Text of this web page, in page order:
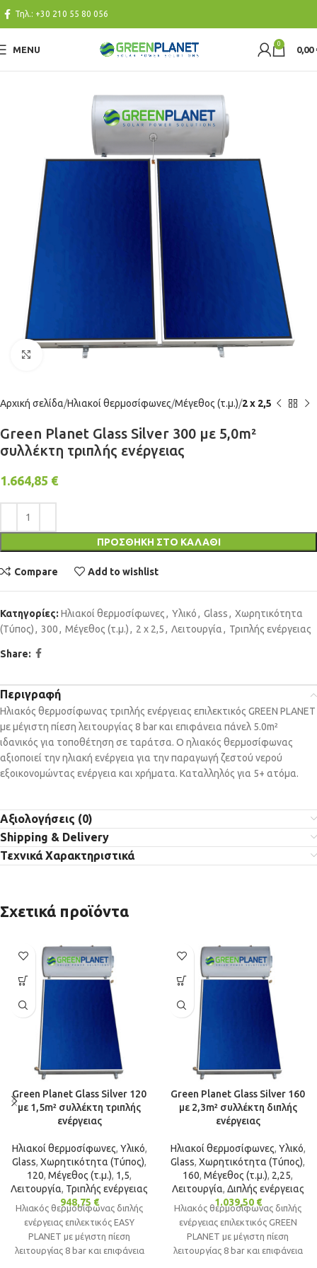
Τηλ.: +30 210 55 80 056
MENU
0
0,00
Click to enlarge
Αρχική σελίδα Ηλιακοί θερμοσίφωνες Μέγεθος (τ.μ.) 2 x 2,5
Green Planet Glass Silver 300 με 5,0m²
συλλέκτη τριπλής ενέργειας
1.664,85 €
ΠΡΟΣΘΉΚΗ ΣΤΟ ΚΑΛΆΘΙ
Compare Add to wishlist
Κατηγορίες: Ηλιακοί θερμοσίφωνες, Υλικό, Glass, Χωρητικότητα
(Τύπος), 300, Μέγεθος (τ.μ.), 2 x 2,5, Λειτουργία, Τριπλής ενέργειας
Share:
Περιγραφή
Ηλιακός θερμοσίφωνας τριπλής ενέργειας επιλεκτικός GREEN PLANET
με μέγιστη πίεση λειτουργίας 8 bar και επιφάνεια πάνελ 5.0m²
ιδανικός για τοποθέτηση σε ταράτσα. Ο ηλιακός θερμοσίφωνας
αξιοποιεί την ηλιακή ενέργεια για την παραγωγή ζεστού νερού
εξοικονομώντας ενέργεια και χρήματα. Καταλληλός για 5+ ατόμα.
Αξιολογήσεις (0)
Shipping & Delivery
Τεχνικά Χαρακτηριστικά
Σχετικά προϊόντα
Green Planet Glass Silver 120
με 1,5m² συλλέκτη τριπλής
ενέργειας
Ηλιακοί θερμοσίφωνες, Υλικό,
Glass, Χωρητικότητα (Τύπος),
120, Μέγεθος (τ.μ.), 1,5,
Λειτουργία, Τριπλής ενέργειας
948,75 €
Ηλιακός θερμοσίφωνας διπλής
ενέργειας επιλεκτικός EASY
PLANET με μέγιστη πίεση
λειτουργίας 8 bar και επιφάνεια
Green Planet Glass Silver 160
με 2,3m² συλλέκτη διπλής
ενέργειας
Ηλιακοί θερμοσίφωνες, Υλικό,
Glass, Χωρητικότητα (Τύπος),
160, Μέγεθος (τ.μ.), 2,25,
Λειτουργία, Διπλής ενέργειας
1.039,50 €
Ηλιακός θερμοσίφωνας διπλής
ενέργειας επιλεκτικός GREEN
PLANET με μέγιστη πίεση
λειτουργίας 8 bar και επιφάνεια